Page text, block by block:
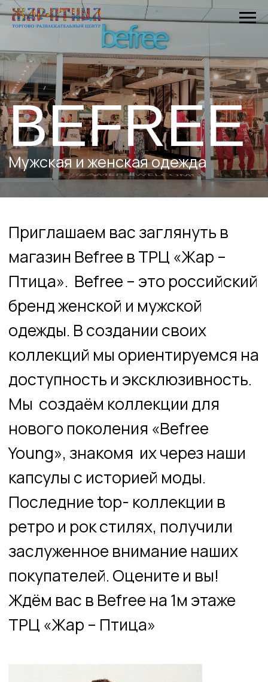
BEFREE
Мужская и женская одежда
Приглашаем вас заглянуть в
магазин Befree в ТРЦ «Жар –
Птица». Befree – это российский
одежды. В создании своих
коллекций мы ориентируемся на
Мы создаём коллекции для
нового поколения «Befree
Young», знакомя их через наши
капсулы с историей моды.
Последние top- коллекции в
ретро и рок стилях, получили
заслуженное внимание наших
покупателей. Оцените и вы!
Ждём вас в Befree на 1м этаже
ТРЦ «Жар – Птица»